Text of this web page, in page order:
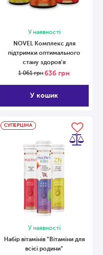
У наявності
NOVEL Комплекс для
підтримки оптимального
стану здоров'я
1 061грн636 грн
У кошик
СУПЕРЦІНА
У наявності
Набір вітамінів "Вітаміни для
всієї родини"